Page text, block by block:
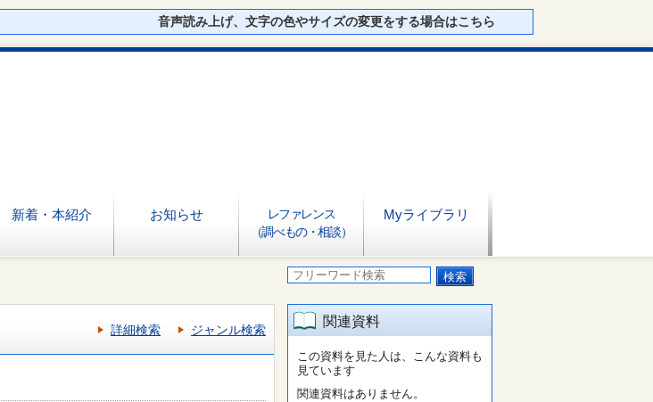
音声読み上げ、文字の色やサイズの変更をする場合はこちら
新着・本紹介 お知らせ
レファレンス
（調べもの・相談）
Myライブラリ
詳細検索 ジャンル検索
関連資料
この資料を見た人は、こんな資料も
見ています
関連資料はありません。